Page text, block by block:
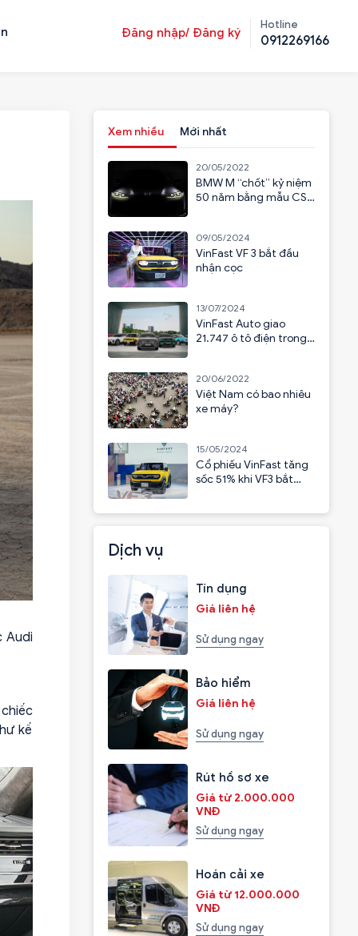
Đăng nhập/ Đăng ký
Hotline
0912269166
Audi
kế
Xem nhiều Mới nhất
20/05/2022
BMW M “chốt” kỷ niệm
50 năm bằng mẫu CSL
09/05/2024
VinFast VF 3 bắt đầu
nhận cọc
13/07/2024
VinFast Auto giao
21.747 ô tô điện trong
20/06/2022
Việt Nam có bao nhiêu
xe máy?
15/05/2024
Cổ phiếu VinFast tăng
sốc 51% khi VF3 bắt
Dịch vụ
Tín dụng
Giá liên hệ
Sử dụng ngay
Bảo hiểm
Giá liên hệ
Sử dụng ngay
Rút hồ sơ xe
Giá từ 2.000.000
VNĐ
Sử dụng ngay
Hoán cải xe
Giá từ 12.000.000
VNĐ
Sử dụng ngay